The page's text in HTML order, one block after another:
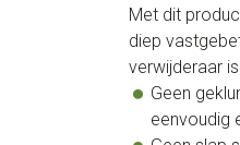
Met dit
diep
verwijderaar
Geen
eenvoudig